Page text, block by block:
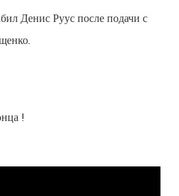
Денис Руус после подачи с
!